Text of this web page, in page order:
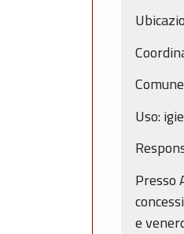
Uso:
Presso
e